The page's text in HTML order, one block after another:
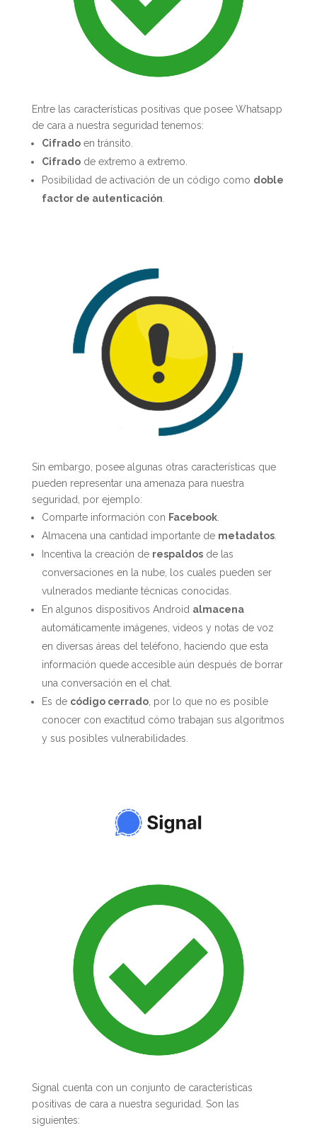
Entre las características positivas que posee Whatsapp
de cara a nuestra seguridad tenemos:
Cifradoen tránsito.
Cifradode extremo a extremo.
Posibilidad de activación de un código como doble
factor de autenticación
Sin embargo, posee algunas otras características que
pueden representar una amenaza para nuestra
seguridad, por ejemplo:
Comparte información con Facebook.
Almacena una cantidad importante de metadatos.
Incentiva la creación de respaldosde las
conversaciones en la nube, los cuales pueden ser
vulnerados mediante técnicas conocidas.
En algunos dispositivos Android almacena
automáticamente imágenes, videos y notas de voz
en diversas áreas del teléfono, haciendo que esta
información quede accesible aún después de borrar
una conversación en el chat.
Es de código cerrado, por lo que no es posible
conocer con exactitud cómo trabajan sus algoritmos
y sus posibles vulnerabilidades.
Signal cuenta con un conjunto de características
positivas de cara a nuestra seguridad. Son las
siguientes: